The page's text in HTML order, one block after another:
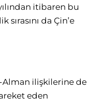
itibaren bu
da Çin’e
Alman ilişkilerine de
eden